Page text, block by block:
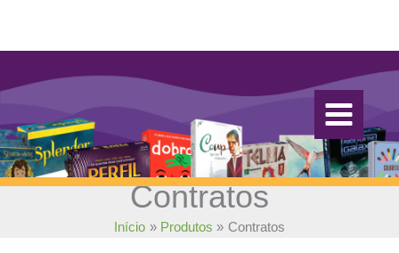
conteúdo
Contratos
Início Produtos Contratos